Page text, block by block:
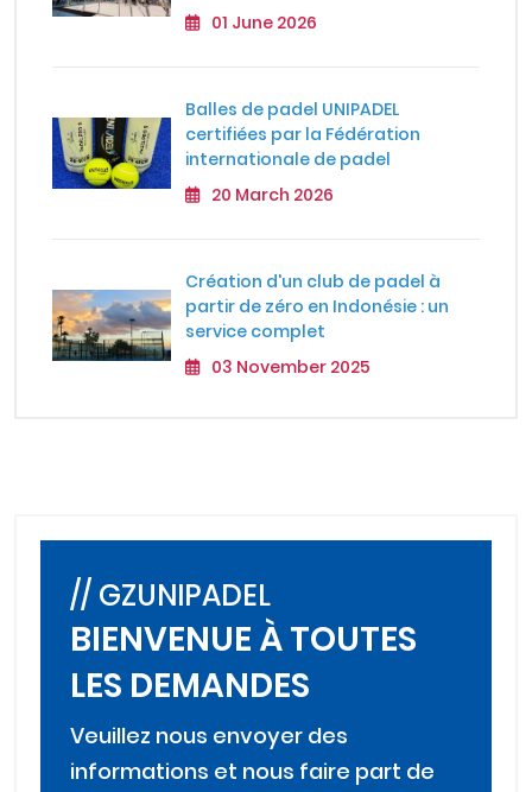
01 June 2026
Balles de padel UNIPADEL
certifiées par la Fédération
internationale de padel
20 March 2026
Création d'un club de padel à
partir de zéro en Indonésie : un
service complet
03 November 2025
// GZUNIPADEL
BIENVENUE À TOUTES
LES DEMANDES
Veuillez nous envoyer des
informations et nous faire part de